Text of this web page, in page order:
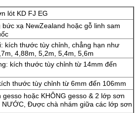
lót KD FJ EG
bức xạ NewZealand hoặc gỗ linh sam
kích thước tùy chỉnh, chẳng hạn như
4,88m, 5,2m, 5,4m, 5,6m
kích thước tùy chỉnh từ 14mm đến
thước tùy chỉnh từ 6mm đến 106mm
gesso hoặc KHÔNG gesso & 2 lớp sơn
NƯỚC, Được chà nhám giữa các lớp sơn